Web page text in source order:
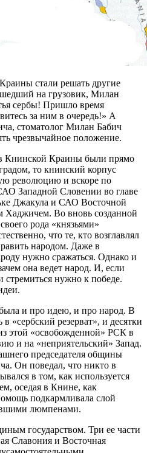
стали решать другие
на грузовик, Милан
сербы! Пришло время
за ним в очередь!» А
стоматолог Милан Бабич
чрезвычайное положение.
Книнской Краины были прямо
то книнский корпус
революцию и вскоре по
Западной Словении во главе
Джакула и САО Восточной
Хаджичем. Во вновь созданной
рода «князьями»
что те, кто возглавлял
народом. Даже в
нужно сражаться. Однако и
она ведет народ. И, если
стремиться нужно к победе.
и про идею, и про народ. В
«сербский резерват», и десятки
этой «освобожденной» РСК в
и на «неприятельский» Запад.
председателя общины
Он поведал, что никто в
в том, как используется
оседая в Книне, как
подкармливала слой
люмпенами.
государством. Три ее части
Славония и Восточная